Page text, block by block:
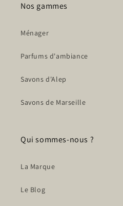
Nos gammes
Ménager
Parfums d'ambiance
Savons d'Alep
Savons de Marseille
Qui sommes-nous ?
La Marque
Le Blog